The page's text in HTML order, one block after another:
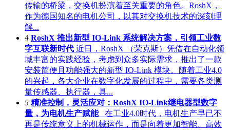
传输的桥梁，交换机扮演着至关重要的角色。RoshX，
作为德国知名的电机公司，以其对交换机技术的深刻理
解...
4 RoshX 推出新型 IO-Link 系统解决方案，引领工业数
字互联新时代 近日，RoshX （荣克斯）凭借在自动化领
域丰富的实践经验，考虑到众多实际需求，推出了一款
安装简便且功能强大的新型 IO-Link 模块。随着工业4.0
的兴起，各大企业在数字化发展的过程中，需要各类测
量传感器、执行器，具...
5 精准控制，灵活应对：RoshX IO-Link继电器型数字
量，为电机生产赋能
在工业4.0时代，电机生产早已不
再是传统意义上的机械运作，而是向着更加智能、高效